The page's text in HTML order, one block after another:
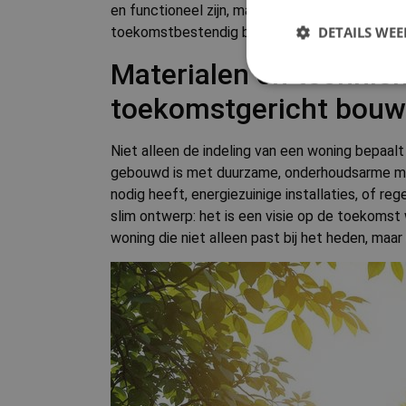
en functioneel zijn, maar ook klaar zijn voor
toekomstbestendig bouwen centraal staat.
Materialen en
toekomstgericht
Niet alleen de indeling van een woning
gebouwd is met duurzame, onderhoudsarme
nodig heeft, energiezuinige installaties, of
slim ontwerp: het is een visie op de
woning die niet alleen past bij het heden,
DETAILS
Strikt noodzakelijke
accountbeheer. De
Naam
countryCode
CookieScriptConsent